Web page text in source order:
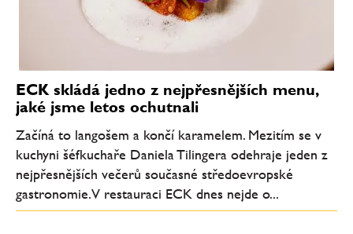
ECK skládá jedno z nejpřesnějších menu,
jaké jsme letos ochutnali
Začíná to langošem a končí karamelem. Mezitím se v
kuchyni šéfkuchaře Daniela Tilingera odehraje jeden z
nejpřesnějších večerů současné středoevropské
gastronomie. V restauraci ECK dnes nejde o...